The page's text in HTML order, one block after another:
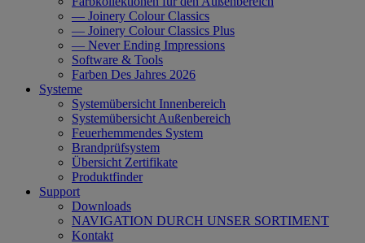
— Joinery Colour Classics
— Joinery Colour Classics Plus
— Never Ending Impressions
Software & Tools
Farben Des Jahres 2026
Systeme
Systemübersicht Innenbereich
Systemübersicht Außenbereich
Feuerhemmendes System
Brandprüfsystem
Übersicht Zertifikate
Produktfinder
Support
Downloads
NAVIGATION DURCH UNSER SORTIMENT
Kontakt